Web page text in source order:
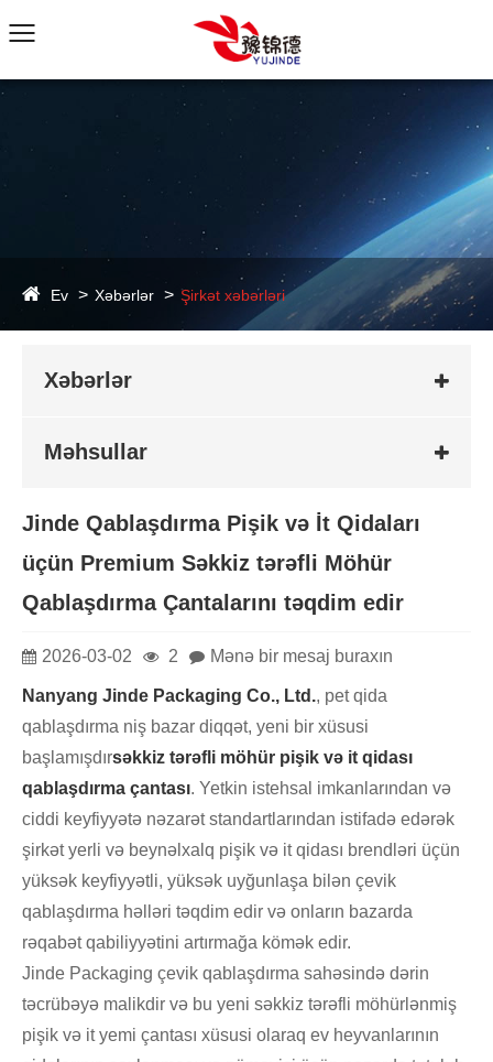
Ev Xəbərlər Şirkət xəbərləri
Xəbərlər
Məhsullar
Jinde Qablaşdırma Pişik və İt Qidaları
üçün Premium Səkkiz tərəfli Möhür
Qablaşdırma Çantalarını təqdim edir
2026-03-02 2 Mənə bir mesaj buraxın
Nanyang Jinde Packaging Co., Ltd., pet qida
qablaşdırma niş bazar diqqət, yeni bir xüsusi
başlamışdırsəkkiz tərəfli möhür pişik və it qidası
qablaşdırma çantası. Yetkin istehsal imkanlarından və
ciddi keyfiyyətə nəzarət standartlarından istifadə edərək
şirkət yerli və beynəlxalq pişik və it qidası brendləri üçün
yüksək keyfiyyətli, yüksək uyğunlaşa bilən çevik
qablaşdırma həlləri təqdim edir və onların bazarda
rəqabət qabiliyyətini artırmağa kömək edir.
Jinde Packaging çevik qablaşdırma sahəsində dərin
təcrübəyə malikdir və bu yeni səkkiz tərəfli möhürlənmiş
pişik və it yemi çantası xüsusi olaraq ev heyvanlarının